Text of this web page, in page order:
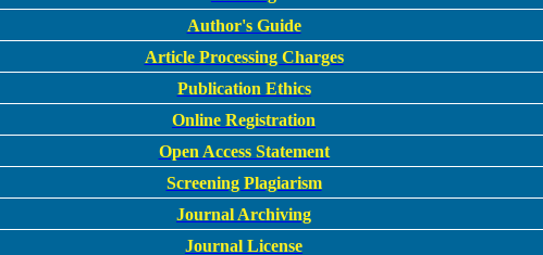
Author's Guide
Article Processing Charges
Publication Ethics
Online Registration
Open Access Statement
Screening Plagiarism
Journal Archiving
Journal License